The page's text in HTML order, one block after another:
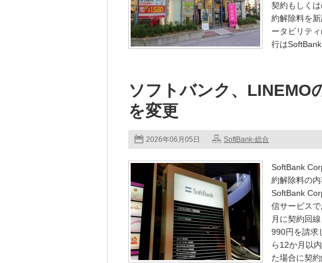
契約もしく
約解除料を
ータビリテ
行は
ソフトバンク、LINEMO
を変更
2026年06月05日 SoftBank-総合
SoftBank
約解除料の
SoftBank
信サービス
月に契約回
990円を請求
ら12か月以
た場合に契